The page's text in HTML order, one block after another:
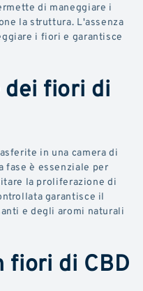
di maneggiare i
la struttura. L'assenza
i fiori e garantisce
dei fiori di
in una camera di
fase è essenziale per
la proliferazione di
garantisce il
e degli aromi naturali
fiori di CBD